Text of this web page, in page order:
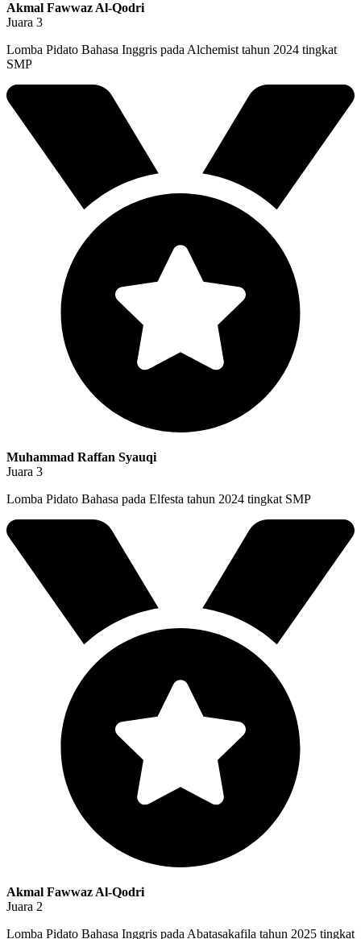
Akmal Fawwaz Al-Qodri
Juara 3
Lomba Pidato Bahasa Inggris pada Alchemist tahun 2024 tingkat
SMP
Muhammad Raffan Syauqi
Juara 3
Lomba Pidato Bahasa pada Elfesta tahun 2024 tingkat SMP
Akmal Fawwaz Al-Qodri
Juara 2
Lomba Pidato Bahasa Inggris pada Abatasakafila tahun 2025 tingkat